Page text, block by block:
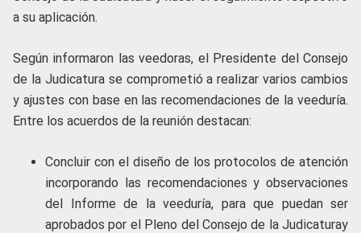
a su aplicación.
Según informaron las veedoras, el Presidente del Consejo
de la Judicatura se comprometió a realizar varios cambios
y ajustes con base en las recomendaciones de la veeduría.
Entre los acuerdos de la reunión destacan:
Concluir con el diseño de los protocolos de atención
incorporando las recomendaciones y observaciones
del Informe de la veeduría, para que puedan ser
aprobados por el Pleno del Consejo de la Judicaturay